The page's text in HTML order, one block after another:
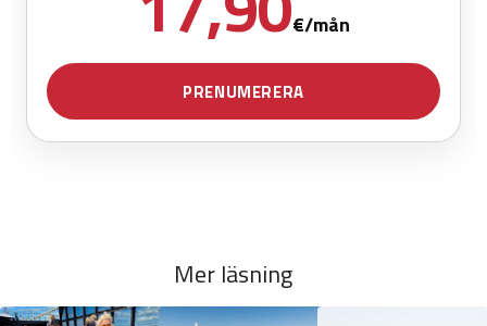
Mer läsning